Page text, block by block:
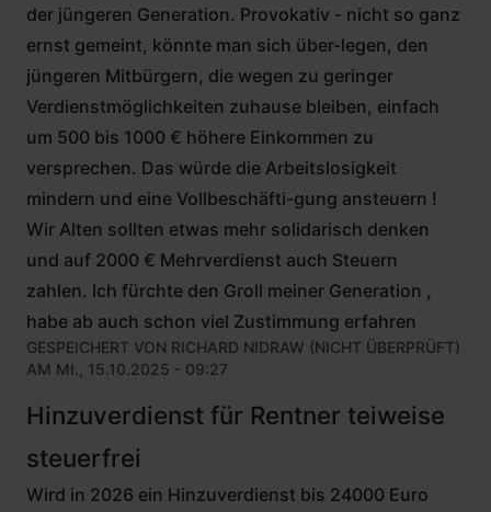
der jüngeren Generation. Provokativ - nicht so ganz
ernst gemeint, könnte man sich über-legen, den
jüngeren Mitbürgern, die wegen zu geringer
Verdienstmöglichkeiten zuhause bleiben, einfach
um 500 bis 1000 € höhere Einkommen zu
versprechen. Das würde die Arbeitslosigkeit
mindern und eine Vollbeschäfti-gung ansteuern !
Wir Alten sollten etwas mehr solidarisch denken
und auf 2000 € Mehrverdienst auch Steuern
zahlen. Ich fürchte den Groll meiner Generation ,
habe ab auch schon viel Zustimmung erfahren
GESPEICHERT VON RICHARD NIDRAW (NICHT ÜBERPRÜFT)
AM MI., 15.10.2025 - 09:27
Hinzuverdienst für Rentner teiweise
steuerfrei
Wird in 2026 ein Hinzuverdienst bis 24000 Euro